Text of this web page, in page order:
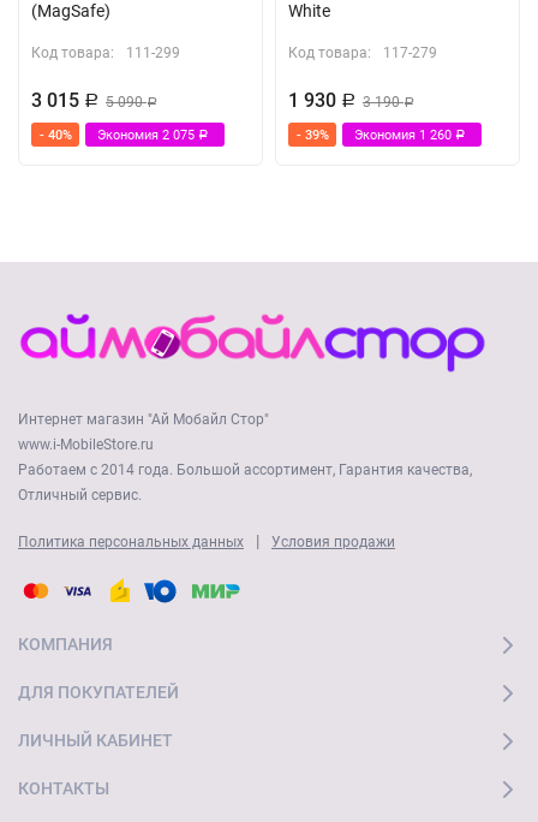
(MagSafe)
Код товара: 111-299
3 015 Р 5 090Р
- 40% Экономия 2 075 Р
White
Код товара: 117-279
1 930 Р 3 190Р
- 39% Экономия 1 260 Р
Интернет магазин "Ай Мобайл Стор"
www.i-MobileStore.ru
Работаем с 2014 года. Большой ассортимент, Гарантия качества,
Отличный сервис.
Политика персональных данных | Условия продажи
КОМПАНИЯ
ДЛЯ ПОКУПАТЕЛЕЙ
ЛИЧНЫЙ КАБИНЕТ
КОНТАКТЫ